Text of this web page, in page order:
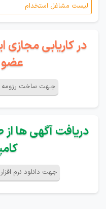
لیست مشاغل استخدام
در کاریابی مجازی
جـهت ساخت رزومه
دریافت آگهی ها از
جهت دانلود نرم